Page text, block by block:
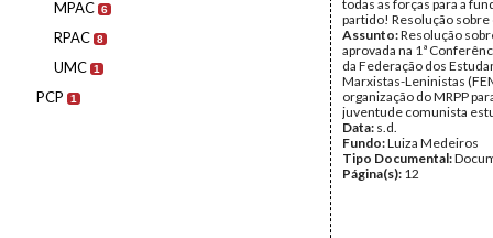
MPAC 6
RPAC 8
UMC 1
PCP 1
todas as forças para a
partido! Resolução sobre
Assunto:Resolução
aprovada na 1ª
da Federação dos
Marxistas-Leninistas
organização do MRPP
juventude comunista
Data: s.d.
Fundo:Luiza Medeiros
Tipo Documental:
Página(s): 12